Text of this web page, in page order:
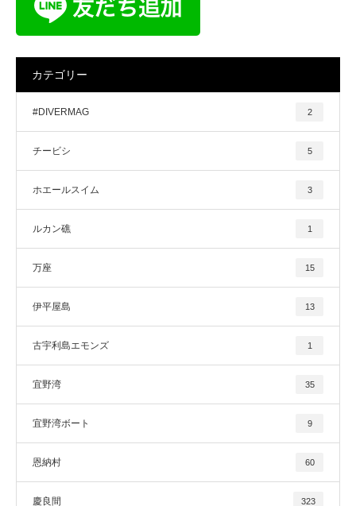
カテゴリー
#DIVERMAG 2
チービシ 5
ホエールスイム 3
ルカン礁 1
万座 15
伊平屋島 13
古宇利島エモンズ 1
宜野湾 35
宜野湾ボート 9
恩納村 60
慶良間 323